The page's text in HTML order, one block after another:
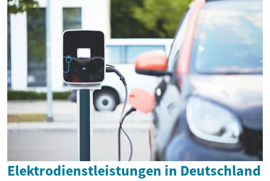
Elektrodienstleistungen in Deutschland